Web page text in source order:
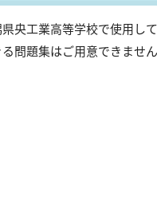
央工業高等学校で使用し
問題集はご用意できませ